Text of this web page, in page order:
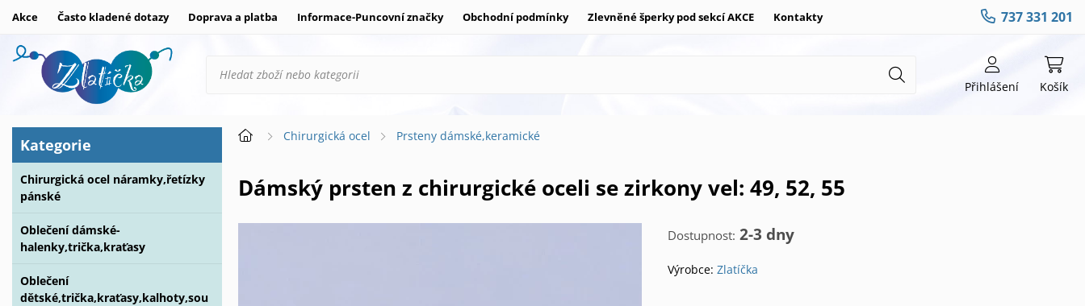
Akce Často kladené dotazy Doprava a platba Informace-Puncovní značky Obchodní podmínky Zlevněné šperky pod sekcí AKCE Kontakty 737 331 201
Přihlášení Košík
Kategorie
Chirurgická ocel náramky,řetízky
pánské
Oblečení dámské-
halenky,trička,kraťasy
Oblečení
dětské,trička,kraťasy,kalhoty,sou
Chirurgická ocel Prsteny dámské,keramické
Dámský prsten z chirurgické oceli se zirkony vel: 49, 52, 55
Dostupnost: 2-3 dny
Výrobce: Zlatíčka